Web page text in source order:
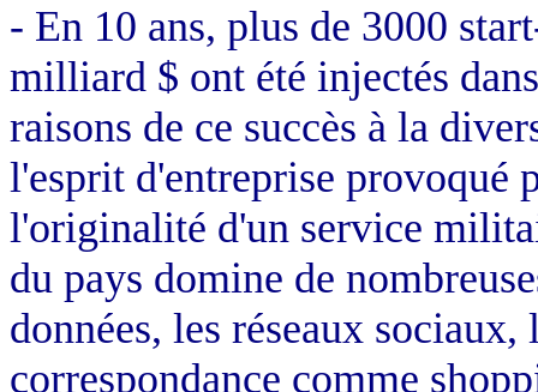
- En 10 ans, plus de 3000
milliard $ ont été injectés
raisons de ce succès à la
l'esprit d'entreprise provoqué
l'originalité d'un service
du pays domine de
données, les réseaux
correspondance comme